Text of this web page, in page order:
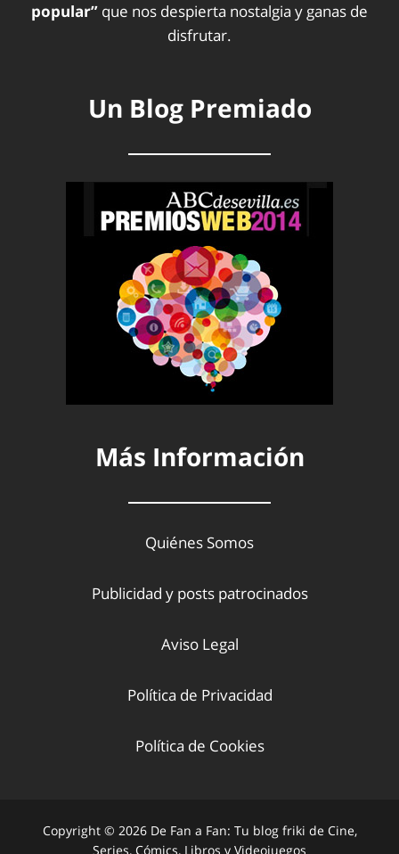
popular” que nos despierta nostalgia y ganas de
disfrutar.
Un Blog Premiado
Más Información
Quiénes Somos
Publicidad y posts patrocinados
Aviso Legal
Política de Privacidad
Política de Cookies
Copyright © 2026 De Fan a Fan: Tu blog friki de Cine,
Series, Cómics, Libros y Videojuegos